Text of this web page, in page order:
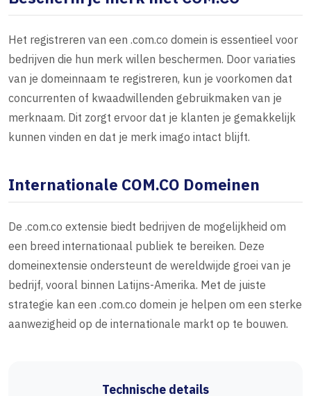
Het registreren van een .com.co domein is essentieel voor
bedrijven die hun merk willen beschermen. Door variaties
van je domeinnaam te registreren, kun je voorkomen dat
concurrenten of kwaadwillenden gebruikmaken van je
merknaam. Dit zorgt ervoor dat je klanten je gemakkelijk
kunnen vinden en dat je merk imago intact blijft.
Internationale COM.CO Domeinen
De .com.co extensie biedt bedrijven de mogelijkheid om
een breed internationaal publiek te bereiken. Deze
domeinextensie ondersteunt de wereldwijde groei van je
bedrijf, vooral binnen Latijns-Amerika. Met de juiste
strategie kan een .com.co domein je helpen om een sterke
aanwezigheid op de internationale markt op te bouwen.
Technische details